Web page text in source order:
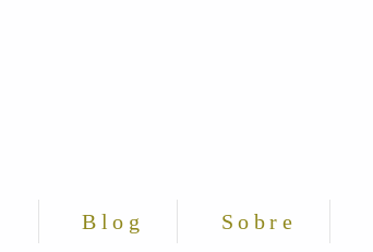
Blog Sobre